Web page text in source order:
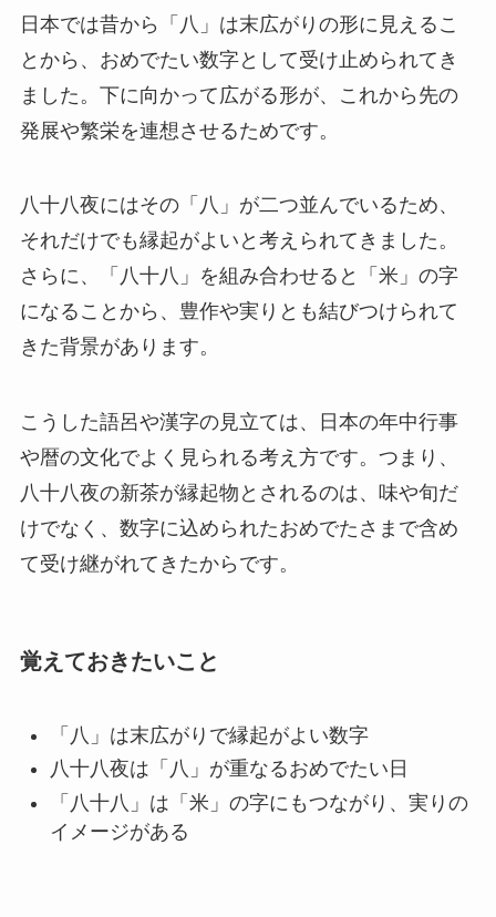
日本では昔から「八」は末広がりの形に見えるこ
とから、おめでたい数字として受け止められてき
ました。下に向かって広がる形が、これから先の
発展や繁栄を連想させるためです。
八十八夜にはその「八」が二つ並んでいるため、
それだけでも縁起がよいと考えられてきました。
さらに、「八十八」を組み合わせると「米」の字
になることから、豊作や実りとも結びつけられて
きた背景があります。
こうした語呂や漢字の見立ては、日本の年中行事
や暦の文化でよく見られる考え方です。つまり、
八十八夜の新茶が縁起物とされるのは、味や旬だ
けでなく、数字に込められたおめでたさまで含め
て受け継がれてきたからです。
覚えておきたいこと
「八」は末広がりで縁起がよい数字
八十八夜は「八」が重なるおめでたい日
「八十八」は「米」の字にもつながり、実りの
イメージがある